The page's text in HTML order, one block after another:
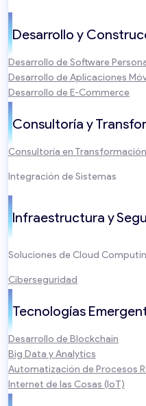
Desarrollo y
Desarrollo de Software
Desarrollo de Aplicaciones
Desarrollo de E-Commerce
Consultoría y
Consultoría en
Integración de Sistemas
Infraestructura y
Soluciones de Cloud
Ciberseguridad
Tecnologías
Desarrollo de Blockchain
Big Data y Analytics
Automatización de Procesos
Internet de las Cosas (IoT)